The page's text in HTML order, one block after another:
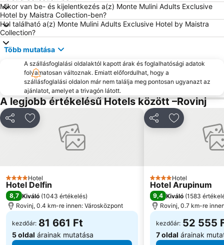
Histrion
Istra Funtana
Valeta AC Lanterna
Amfiteatar
Zavičajni muzej grada Rovinja Krakkó Óváros
Vestar
Valkanela
AC Zelena Laguna
Galijot
Valamar Jazz Festival
Istria Valamar Terra Magica Bike
Donji Špadići
Avtobusna postaja Lucija
Mikor van be- és kijelentkezés a(z) Monte Mulini Adults Exclusive
Hotel by Maistra Collection-ben?
Hol található a(z) Monte Mulini Adults Exclusive Hotel by Maistra
Collection?
Több mutatása
A szállásfoglalási oldalaktól kapott árak és foglalhatósági adatok
folyamatosan változnak. Emiatt előfordulhat, hogy a
szállásfoglalási oldalon már nem találja meg pontosan ugyanazt az
ajánlatot, amelyet a trivagón látott.
A legjobb értékelésű Hotels között –Rovinj
MegosztásHozzáadás a kedvencekhez
4 Kategória
Hotel
Hotel Delfin
8,7 Kiváló (1043 értékelés)
Rovinj, 0.4 km-re innen: Városközpont
kezdőár: 81 661 Ft
5 oldal árainak mutatása
MegosztásHozzáadás
4 Kategória
Hotel
Hotel Arupinum
9,4 Kiváló (1583
Rovinj, 0.7 km-re
kezdőár: 52 555
7 oldal árainak